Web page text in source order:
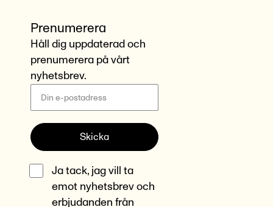
Prenumerera
Håll dig uppdaterad och
prenumerera på vårt
nyhetsbrev.
Skicka
Ja tack, jag vill ta
emot nyhetsbrev och
erbjudanden från